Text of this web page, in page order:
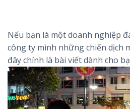
Nếu bạn là một doanh nghiệp
công ty mình những chiến dịch
đây chính là bài viết dành cho